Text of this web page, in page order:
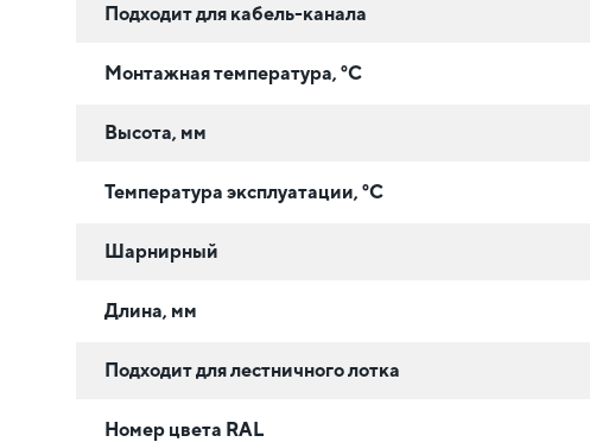
Подходит для кабель-канала
Монтажная температура, °C
Высота, мм
Температура эксплуатации, °C
Шарнирный
Длина, мм
Подходит для лестничного лотка
Номер цвета RAL